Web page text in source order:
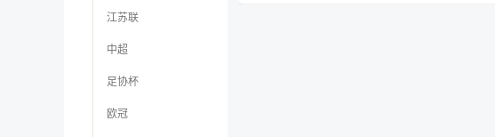
江苏联
中超
足协杯
欧冠